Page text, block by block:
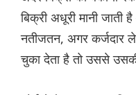
बिक्री अधूरी मानी
नतीजतन, अगर कर्जदार
चुका देता है तो उससे